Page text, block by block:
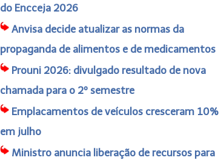
do Encceja 2026
Anvisa decide atualizar as normas da
propaganda de alimentos e de medicamentos
Prouni 2026: divulgado resultado de nova
chamada para o 2º semestre
Emplacamentos de veículos cresceram 10%
em julho
Ministro anuncia liberação de recursos para